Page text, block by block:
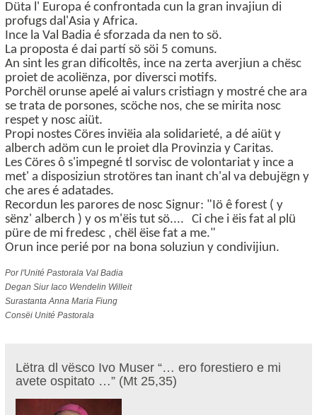
Düta l' Europa é confrontada cun la gran invajiun di
profugs dal'Asia y Africa.
Ince la Val Badia é sforzada da nen to sö.
La proposta é dai partí sö söi 5 comuns.
An sint les gran dificoltês, ince na zerta averjiun a chësc
proiet de acoliënza, por diversci motifs.
Porchël orunse apelé ai valurs cristiagn y mostré che ara
se trata de porsones, scöche nos, che se mirita nosc
respet y nosc aiüt.
Propi nostes Cöres inviëia ala solidarieté, a dé aiüt y
alberch adöm cun le proiet dla Provinzia y Caritas.
Les Cöres ô s'impegné tl sorvisc de volontariat y ince a
met' a disposiziun strotöres tan inant ch'al va debujëgn y
che ares é adatades.
Recordun les parores de nosc Signur: "Iö ê forest ( y
sënz' alberch ) y os m'ëis tut sö.... Ci che i ëis fat al plü
püre de mi fredesc , chël ëise fat a me."
Orun ince perié por na bona soluziun y condivijiun.
Por l'Unité Pastorala Val Badia
Degan Siur Iaco Wendelin Willeit
Surastanta Anna Maria Fiung
Consëi Unité Pastorala
Lëtra dl vësco Ivo Muser “… ero forestiero e mi
avete ospitato …” (Mt 25,35)